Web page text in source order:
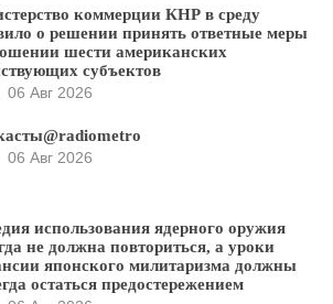
коммерции КНР в среду
о решении принять ответные меры
шести американских
субъектов
06 Авг 2026
06 Авг 2026
использования ядерного оружия
не должна повториться, а уроки
японского милитаризма должны
остаться предостережением